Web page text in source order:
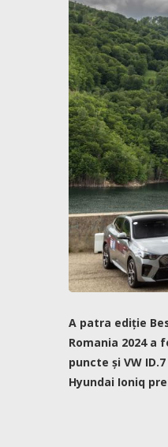
A patra ediție
Romania 2024 a
puncte și VW
Hyundai Ioniq